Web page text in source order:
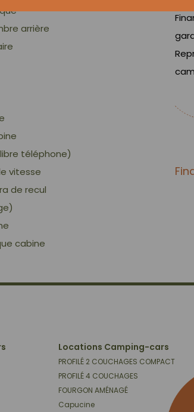
arrière
téléphone)
vitesse
de recul
cabine
Locations Camping-cars
PROFILÉ 2 COUCHAGES COMPACT
PROFILÉ 4 COUCHAGES
FOURGON AMÉNAGÉ
Capucine